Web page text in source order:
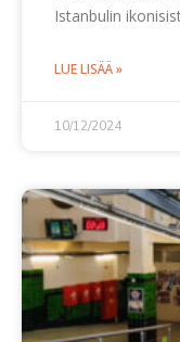
Istanbulin
LUE LISÄÄ »
10/12/2024